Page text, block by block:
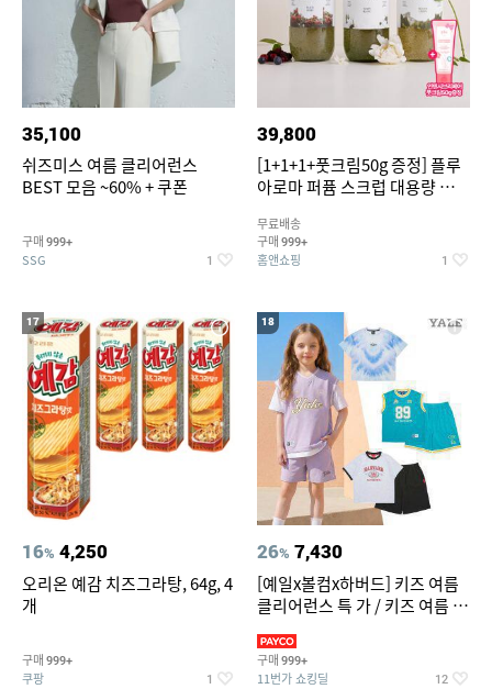
35,100
쉬즈미스 여름 클리어런스
BEST 모음 ~60% + 쿠폰
구매 999+
SSG 1
39,800
[1+1+1+풋크림50g 증정] 플루
아로마 퍼퓸 스크럽 대용량 바디
무료배송
구매 999+
홈앤쇼핑 1
17
16% 4,250
오리온 예감 치즈그라탕, 64g, 4
개
구매 999+
쿠팡 1
18
26% 7,430
[예일x볼컴x하버드] 키즈 여름
클리어런스 특 가 / 키즈 여름 수
구매 999+
11번가 쇼킹딜 12